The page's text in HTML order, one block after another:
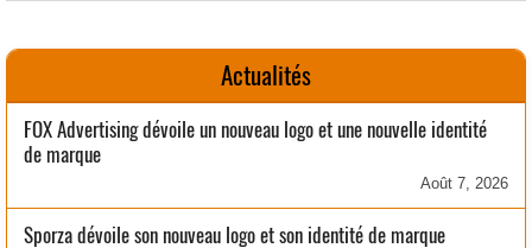
Actualités
FOX Advertising dévoile un nouveau logo et une nouvelle identité
de marque
Août 7, 2026
Sporza dévoile son nouveau logo et son identité de marque